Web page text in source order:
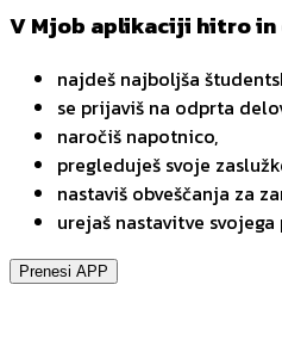
V Mjob aplikaciji hitro in
najdeš najboljša
se prijaviš na odprta
naročiš napotnico,
pregleduješ svoje
nastaviš obveščanja za
urejaš nastavitve svojega
Prenesi APP